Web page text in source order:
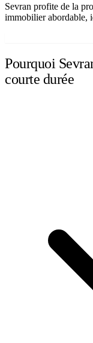
Sevran profite de la
immobilier abordable,
Pourquoi
courte durée